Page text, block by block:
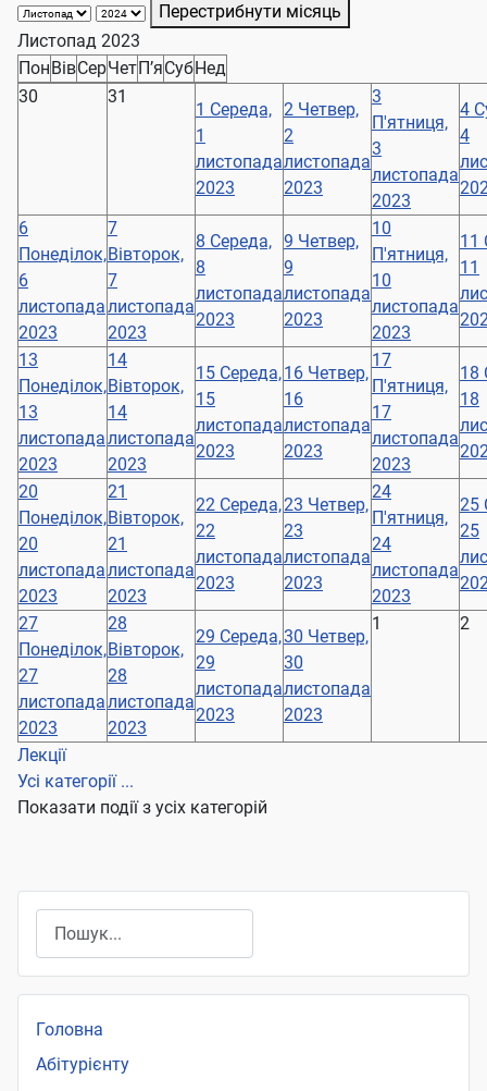
Перестрибнути місяць
Листопад 2023
Пон ВівСерЧет П’яСубНед
30
31
1 Середа,
1
листопада
2023
2 Четвер,
2
листопада
2023
3
П'ятниця,
3
листопада
2023
4
4
6
Понеділок,
6
листопада
2023
7
Вівторок,
7
листопада
2023
8 Середа,
8
листопада
2023
9 Четвер,
9
листопада
2023
10
П'ятниця,
10
листопада
2023
11
11
13
Понеділок,
13
листопада
2023
14
Вівторок,
14
листопада
2023
15 Середа,
15
листопада
2023
16 Четвер,
16
листопада
2023
17
П'ятниця,
17
листопада
2023
18
18
20
Понеділок,
20
листопада
2023
21
Вівторок,
21
листопада
2023
22 Середа,
22
листопада
2023
23 Четвер,
23
листопада
2023
24
П'ятниця,
24
листопада
2023
25
25
27
Понеділок,
27
листопада
2023
28
Вівторок,
28
листопада
2023
29 Середа,
29
листопада
2023
30 Четвер,
30
листопада
2023
1 2
Лекції
Усі категорії ...
Показати події з усіх категорій
Головна
Абітурієнту